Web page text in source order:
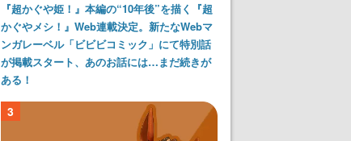
『超かぐや姫！』本編の“10年後”を描く『超
かぐやメシ！』Web連載決定。新たなWebマ
ンガレーベル「ビビビコミック」にて特別話
が掲載スタート、あのお話には…まだ続きが
ある！
3